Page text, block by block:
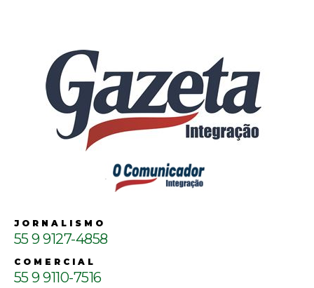
JORNALISMO
55 9 9127-4858
COMERCIAL
55 9 9110-7516